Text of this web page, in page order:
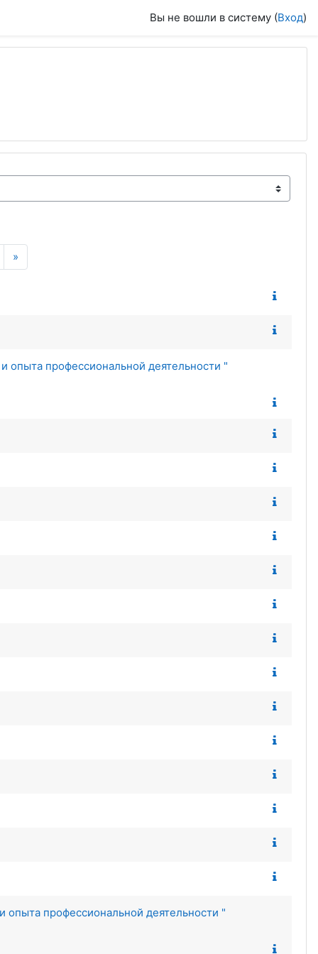
Вы не вошли в систему (Вход)
»
опыта профессиональной деятельности "
профессиональной деятельности "